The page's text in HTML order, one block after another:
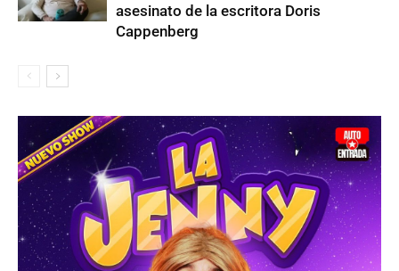
asesinato de la escritora Doris
Cappenberg